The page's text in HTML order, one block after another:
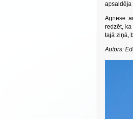
apsaldēja
Agnese
redzēt,
tajā ziņā,
Autors: